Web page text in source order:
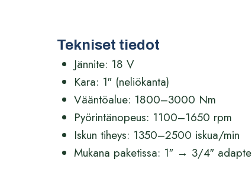
Tekniset tiedot
Jännite: 18 V
Kara: 1″ (neliökanta)
Vääntöalue: 1800–3000 Nm
Pyörintänopeus: 1100–1650 rpm
Iskun tiheys: 1350–2500 iskua/min
Mukana paketissa: 1″ → 3/4″